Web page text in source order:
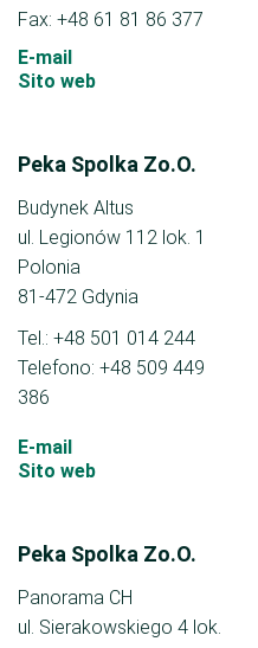
Fax: +48 61 81 86 377
E-mail
Sito web
Peka Spolka Zo.O.
Budynek Altus
ul. Legionów 112 lok. 1
Polonia
81-472 Gdynia
Tel.: +48 501 014 244
Telefono: +48 509 449
386
E-mail
Sito web
Peka Spolka Zo.O.
Panorama CH
ul. Sierakowskiego 4 lok.